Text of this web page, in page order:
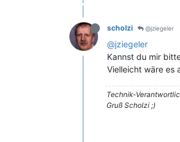
scholzi @jziegeler
@jziegeler
Kannst du mir
Vielleicht wäre es
Technik-
Gruß Scholzi ;)